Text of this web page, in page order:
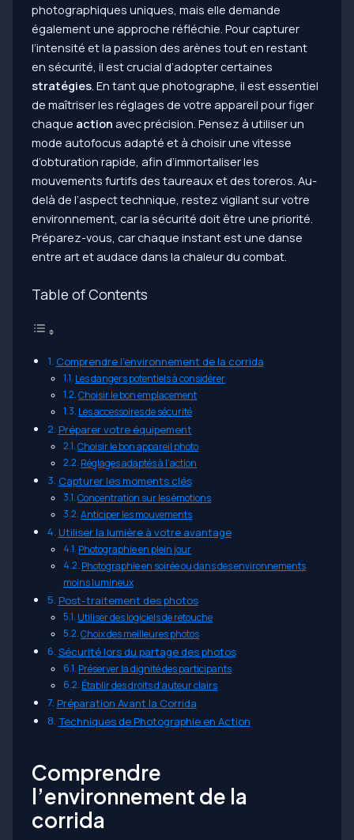
photographiques uniques, mais elle demande
également une approche réfléchie. Pour capturer
l’intensité et la passion des arènes tout en restant
en sécurité, il est crucial d’adopter certaines
stratégies. En tant que photographe, il est essentiel
de maîtriser les réglages de votre appareil pour figer
chaque action avec précision. Pensez à utiliser un
mode autofocus adapté et à choisir une vitesse
d’obturation rapide, afin d’immortaliser les
mouvements furtifs des taureaux et des toreros. Au-
delà de l’aspect technique, restez vigilant sur votre
environnement, car la sécurité doit être une priorité.
Préparez-vous, car chaque instant est une danse
entre art et audace dans la chaleur du combat.
Table of Contents
Comprendre l’environnement de la corrida
Les dangers potentiels à considérer
Choisir le bon emplacement
Les accessoires de sécurité
Préparer votre équipement
Choisir le bon appareil photo
Réglages adaptés à l’action
Capturer les moments clés
Concentration sur les émotions
Anticiper les mouvements
Utiliser la lumière à votre avantage
Photographie en plein jour
Photographie en soirée ou dans des environnements
moins lumineux
Post-traitement des photos
Utiliser des logiciels de retouche
Choix des meilleures photos
Sécurité lors du partage des photos
Préserver la dignité des participants
Établir des droits d’auteur clairs
Préparation Avant la Corrida
Techniques de Photographie en Action
Comprendre
l’environnement de la
corrida